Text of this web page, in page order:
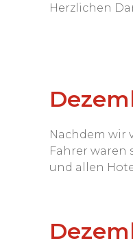
Herzlichen
Nachdem wir
Fahrer waren
und allen